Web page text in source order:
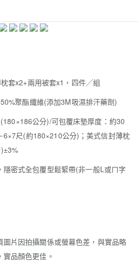
套x2+兩用被套x1，四件╱組
聚酯纖維(添加3M吸濕排汗藥劑)
公分)/可包覆床墊厚度：約30
6×7尺(約180×210公分)；美式信封薄枕
密式全包覆型鬆緊帶(非一般L或ㄇ字
片因拍攝關係或螢幕色差，與實品略
品顏色更佳。